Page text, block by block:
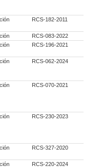
RCS-182-2011
RCS-083-2022
RCS-196-2021
RCS-062-2024
RCS-070-2021
RCS-230-2023
RCS-327-2020
RCS-220-2024